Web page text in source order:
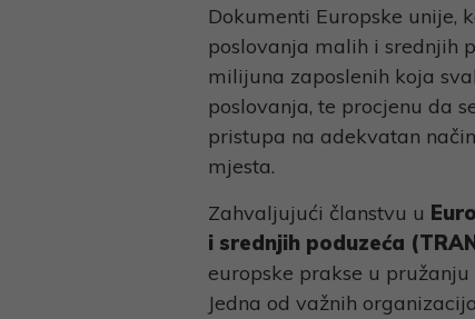
Dokumenti Europske unije,
poslovanja malih i srednjih
milijuna zaposlenih koja
poslovanja, te procjenu da
pristupa na adekvatan
mjesta.
Zahvaljujući članstvu u
i srednjih poduzeća
europske prakse u
Jedna od važnih